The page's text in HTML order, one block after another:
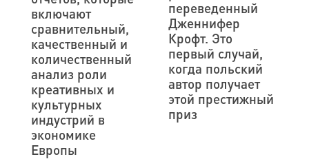
включают
сравнительный,
качественный и
количественный
анализ роли
креативных и
культурных
индустрий в
экономике
Европы
переведенный
Дженнифер
Крофт. Это
первый случай,
когда польский
автор получает
этой престижный
приз